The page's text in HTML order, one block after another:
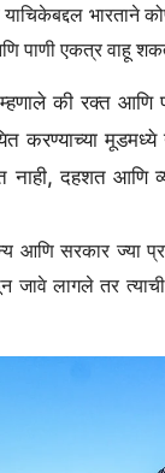
भारताने
पाणी एकत्र वाहू
की रक्त
मूडमध्ये
दहशत आणि
आणि सरकार ज्या
जावे लागले तर